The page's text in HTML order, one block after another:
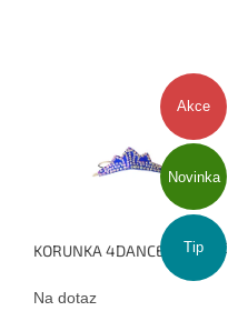
Akce
Novinka
Tip
KORUNKA 4DANCE - MODRÁ
Na dotaz